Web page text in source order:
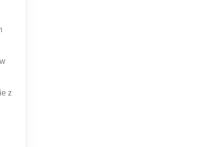
z